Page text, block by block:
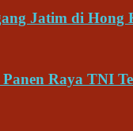
Jatim di Hong
Panen Raya TNI